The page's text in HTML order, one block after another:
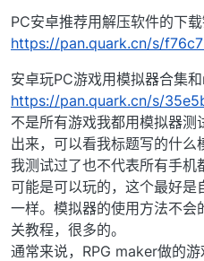
PC安卓推荐用解压软件的下载
https://pan.quark.cn/s/
安卓玩PC游戏用模拟器合集和
https://pan.quark.cn/s/
不是所有游戏我都用模拟器
出来，可以看我标题写的什么
我测试过了也不代表所有手机
可能是可以玩的，这个最好
一样。模拟器的使用方法不会
关教程，很多的。
通常来说，RPG maker做的